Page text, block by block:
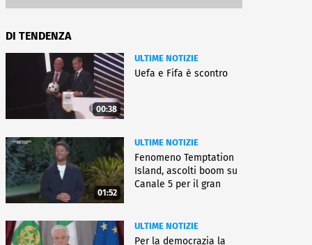
DI TENDENZA
00:38
ULTIME NOTIZIE
Uefa e Fifa è scontro
01:52
ULTIME NOTIZIE
Fenomeno Temptation
Island, ascolti boom su
Canale 5 per il gran
ULTIME NOTIZIE
Per la democrazia la